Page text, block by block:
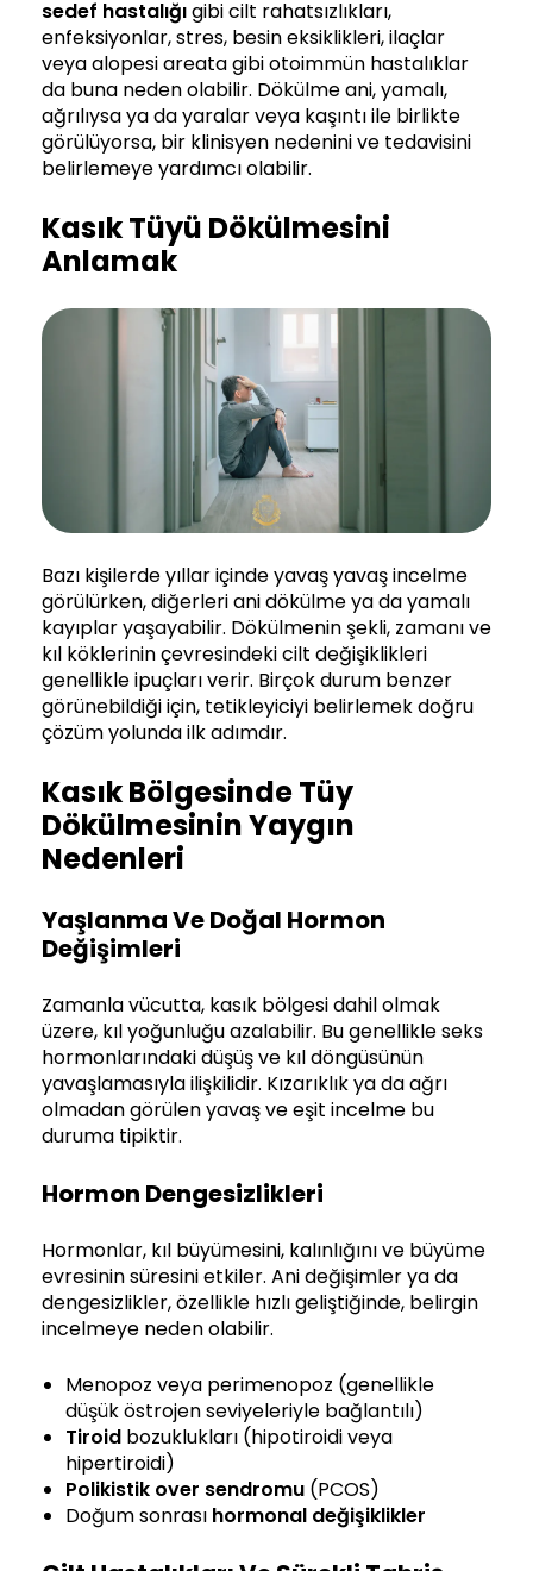
sedef hastalığıgibi cilt rahatsızlıkları,
enfeksiyonlar, stres, besin eksiklikleri, ilaçlar
veya alopesi areata gibi otoimmün hastalıklar
da buna neden olabilir. Dökülme ani, yamalı,
ağrılıysa ya da yaralar veya kaşıntı ile birlikte
görülüyorsa, bir klinisyen nedenini ve tedavisini
belirlemeye yardımcı olabilir.
Kasık Tüyü Dökülmesini
Anlamak
Bazı kişilerde yıllar içinde yavaş yavaş incelme
görülürken, diğerleri ani dökülme ya da yamalı
kayıplar yaşayabilir. Dökülmenin şekli, zamanı ve
kıl köklerinin çevresindeki cilt değişiklikleri
genellikle ipuçları verir. Birçok durum benzer
görünebildiği için, tetikleyiciyi belirlemek doğru
çözüm yolunda ilk adımdır.
Kasık Bölgesinde Tüy
Dökülmesinin Yaygın
Nedenleri
Yaşlanma Ve Doğal Hormon
Değişimleri
Zamanla vücutta, kasık bölgesi dahil olmak
üzere, kıl yoğunluğu azalabilir. Bu genellikle seks
hormonlarındaki düşüş ve kıl döngüsünün
yavaşlamasıyla ilişkilidir. Kızarıklık ya da ağrı
olmadan görülen yavaş ve eşit incelme bu
duruma tipiktir.
Hormon Dengesizlikleri
Hormonlar, kıl büyümesini, kalınlığını ve büyüme
evresinin süresini etkiler. Ani değişimler ya da
dengesizlikler, özellikle hızlı geliştiğinde, belirgin
incelmeye neden olabilir.
Menopoz veya perimenopoz (genellikle
düşük östrojen seviyeleriyle bağlantılı)
Tiroid bozuklukları (hipotiroidi veya
hipertiroidi)
Polikistik over sendromu (PCOS)
Doğum sonrası hormonal değişiklikler